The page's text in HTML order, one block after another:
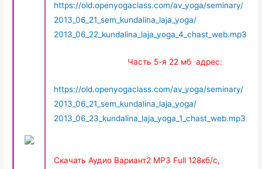
https://old.openyogaclass.com/av_yoga/seminary/
2013_06_21_sem_kundalina_laja_yoga/
2013_06_22_kundalina_laja_yoga_4_chast_web.mp3
Часть 5-я 22 мб адрес:
https://old.openyogaclass.com/av_yoga/seminary/
2013_06_21_sem_kundalina_laja_yoga/
2013_06_23_kundalina_laja_yoga_1_chast_web.mp3
Скачать Аудио Вариант2 MP3 Full 128кб/с,